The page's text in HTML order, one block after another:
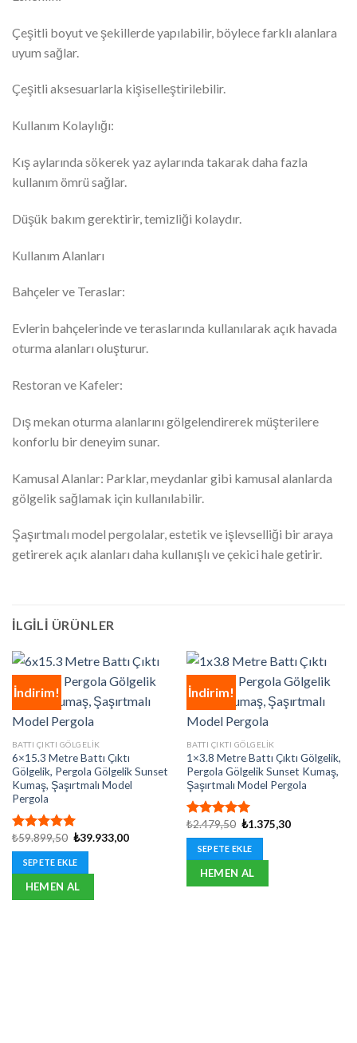
Çeşitli boyut ve şekillerde yapılabilir, böylece farklı alanlara
uyum sağlar.
Çeşitli aksesuarlarla kişiselleştirilebilir.
Kullanım Kolaylığı:
Kış aylarında sökerek yaz aylarında takarak daha fazla
kullanım ömrü sağlar.
Düşük bakım gerektirir, temizliği kolaydır.
Kullanım Alanları
Bahçeler ve Teraslar:
Evlerin bahçelerinde ve teraslarında kullanılarak açık havada
oturma alanları oluşturur.
Restoran ve Kafeler:
Dış mekan oturma alanlarını gölgelendirerek müşterilere
konforlu bir deneyim sunar.
Kamusal Alanlar: Parklar, meydanlar gibi kamusal alanlarda
gölgelik sağlamak için kullanılabilir.
Şaşırtmalı model pergolalar, estetik ve işlevselliği bir araya
getirerek açık alanları daha kullanışlı ve çekici hale getirir.
İLGILI ÜRÜNLER
İndirim!
BATTI ÇIKTI GÖLGELIK
6×15.3 Metre Battı Çıktı
Gölgelik, Pergola Gölgelik Sunset
Kumaş, Şaşırtmalı Model
Pergola
5 üzerinden
5.00oy
aldı
₺59.899,50 Orijinal
₺59.899,50.
₺39.933,00Şu
SEPETE EKLE
HEMEN AL
İndirim!
BATTI ÇIKTI GÖLGELIK
1×3.8 Metre Battı Çıktı Gölgelik,
Pergola Gölgelik Sunset Kumaş,
Şaşırtmalı Model Pergola
5 üzerinden
5.00oy
aldı
₺2.479,50 Orijinal
₺2.479,50.
₺1.375,30Şu
SEPETE EKLE
HEMEN AL